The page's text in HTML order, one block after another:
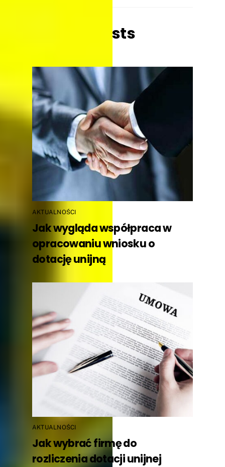
Related Posts
AKTUALNOŚCI
Jak wygląda współpraca w
opracowaniu wniosku o
dotację unijną
AKTUALNOŚCI
Jak wybrać firmę do
rozliczenia dotacji unijnej